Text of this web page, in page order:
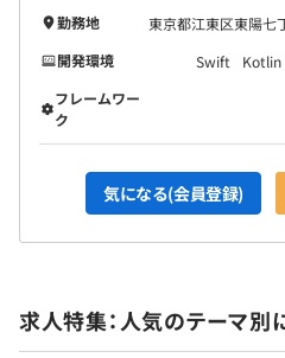
勤務地
東京都江東区東陽七
開発環境
Swift
Kotlin
フレームワー
ク
気になる(会員登録)
求人特集：人気のテーマ別